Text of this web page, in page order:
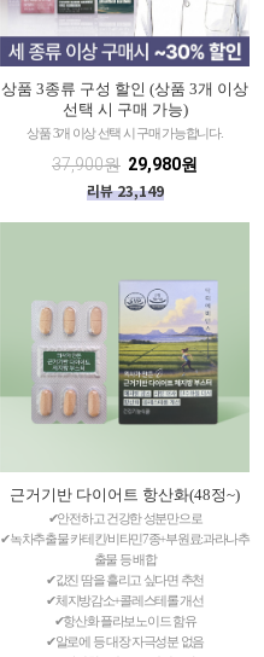
상품 3종류 구성 할인 (상품 3개 이상
선택 시 구매 가능)
상품 3개 이상 선택 시 구매 가능합니다.
37,900원 29,980원
리뷰 23,149
근거기반 다이어트 항산화(48정~)
✔안전하고 건강한 성분만으로
✔녹차추출물 카테킨/비타민7종+부원료:과라나추
출물 등 배합
✔값진 땀을 흘리고 싶다면 추천
✔체지방감소+콜레스테롤 개선
✔항산화 플라보노이드 함유
✔알로에 등 대장 자극성분 없음